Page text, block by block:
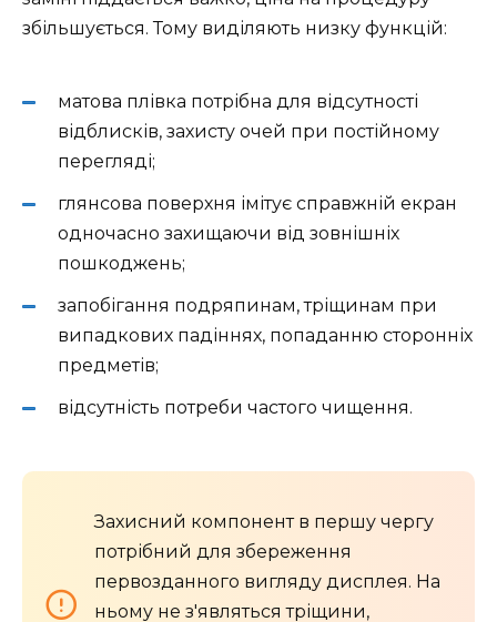
збільшується. Тому виділяють низку функцій:
матова плівка потрібна для відсутності
відблисків, захисту очей при постійному
перегляді;
глянсова поверхня імітує справжній екран
одночасно захищаючи від зовнішніх
пошкоджень;
запобігання подряпинам, тріщинам при
випадкових падіннях, попаданню сторонніх
предметів;
відсутність потреби частого чищення.
Захисний компонент в першу чергу
потрібний для збереження
первозданного вигляду дисплея. На
ньому не з'являться тріщини,